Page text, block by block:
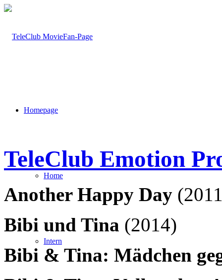
Homepage
Home
Intern
TeleClub Emotion
Another Happy Day
Bibi und Tina (2014)
Bibi & Tina: Mädchen